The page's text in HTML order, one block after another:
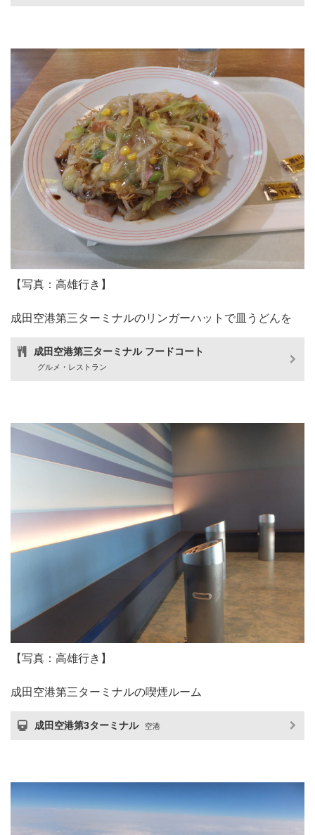
【写真：高雄行き】
成田空港第三ターミナルのリンガーハットで皿うどんを
成田空港第三ターミナル フードコート
グルメ・レストラン
【写真：高雄行き】
成田空港第三ターミナルの喫煙ルーム
成田空港第3ターミナル 空港